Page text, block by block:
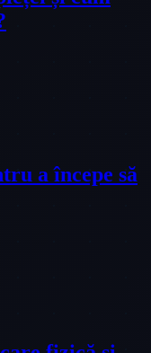
a începe să